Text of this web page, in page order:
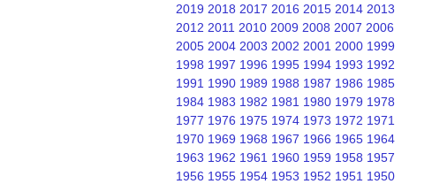
2019 2018 2017 2016 2015 2014 2013
2012 2011 2010 2009 2008 2007 2006
2005 2004 2003 2002 2001 2000 1999
1998 1997 1996 1995 1994 1993 1992
1991 1990 1989 1988 1987 1986 1985
1984 1983 1982 1981 1980 1979 1978
1977 1976 1975 1974 1973 1972 1971
1970 1969 1968 1967 1966 1965 1964
1963 1962 1961 1960 1959 1958 1957
1956 1955 1954 1953 1952 1951 1950